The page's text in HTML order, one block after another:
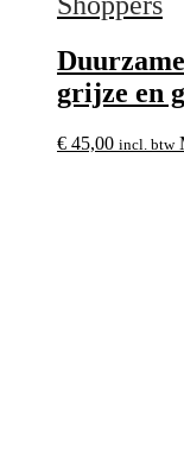
grijze en
€ 45,00 incl. btw